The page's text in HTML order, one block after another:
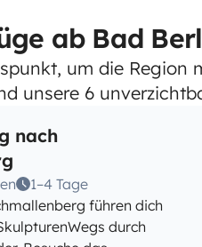
ab Bad
um die Region
unsere 6
nach
1–4 Tage
führen dich
durch